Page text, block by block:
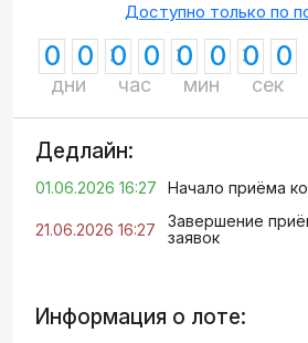
Доступно только по
0 0
дни
0 0
час
0 0
мин
0 0
сек
Дедлайн:
01.06.2026 16:27 Начало приёма
21.06.2026 16:27
Завершение
заявок
Информация о лоте: